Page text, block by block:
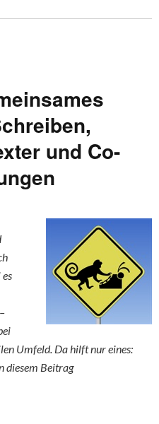
und Co-
Umfeld. Da hilft nur eines:
diesem Beitrag